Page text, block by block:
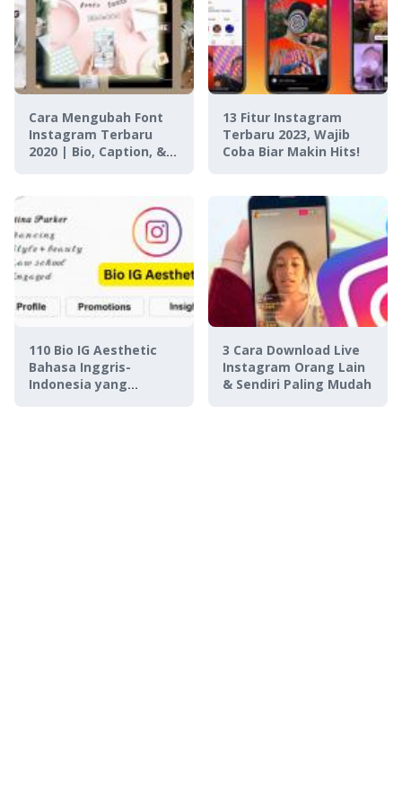
Cara Mengubah Font
Instagram Terbaru
2020 | Bio, Caption, &
13 Fitur Instagram
Terbaru 2023, Wajib
Coba Biar Makin Hits!
110 Bio IG Aesthetic
Bahasa Inggris-
Indonesia yang
3 Cara Download Live
Instagram Orang Lain
& Sendiri Paling Mudah